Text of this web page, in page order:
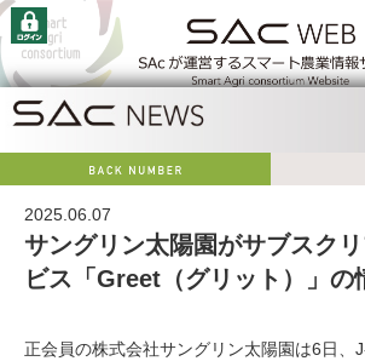
2025.06.07
サングリン太陽園がサブスク
ビス「Greet（グリット）」の
正会員の株式会社サングリン太陽園は6日、